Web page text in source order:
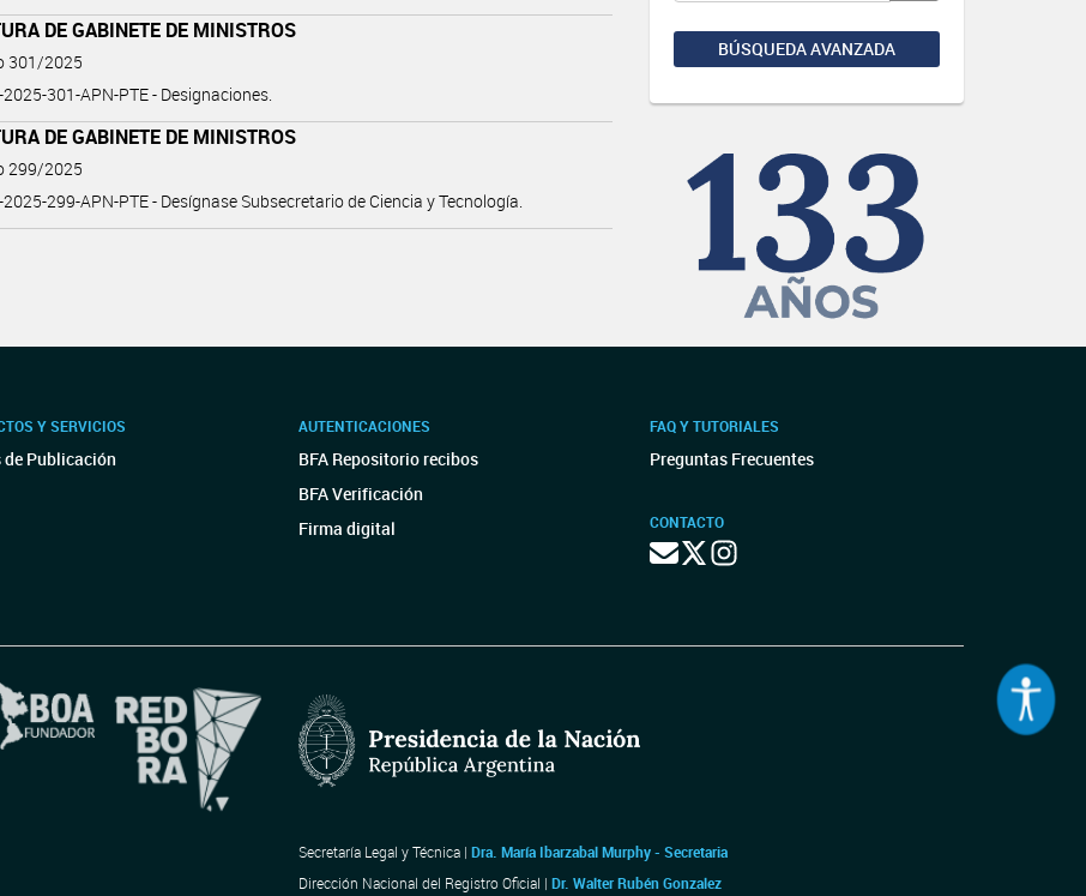
BÚSQUEDA AVANZADA
DE GABINETE DE MINISTROS
301/2025
2025-301-APN-PTE - Designaciones.
DE GABINETE DE MINISTROS
299/2025
2025-299-APN-PTE - Desígnase Subsecretario de Ciencia y Tecnología.
Y SERVICIOS
de Publicación
AUTENTICACIONES
BFA Repositorio recibos
BFA Verificación
Firma digital
FAQ Y TUTORIALES
Preguntas Frecuentes
CONTACTO
Secretaría Legal y Técnica | Dra. María Ibarzabal Murphy - Secretaria
Dirección Nacional del Registro Oficial | Dr. Walter Rubén Gonzalez